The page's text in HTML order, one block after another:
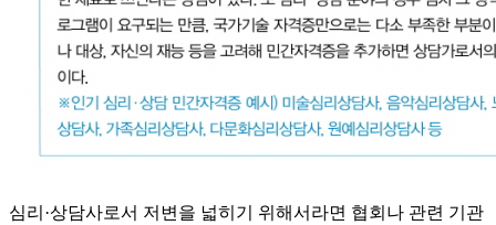
심리·상담사로서 저변을 넓히기 위해서라면 협회나 관련 기관